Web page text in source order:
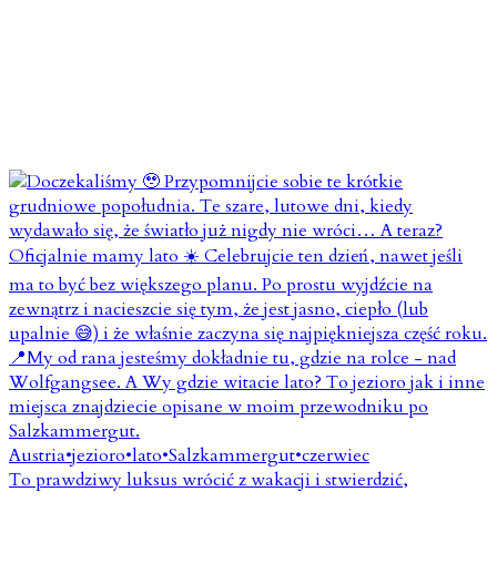
To prawdziwy luksus wrócić z wakacji i stwierdzić,